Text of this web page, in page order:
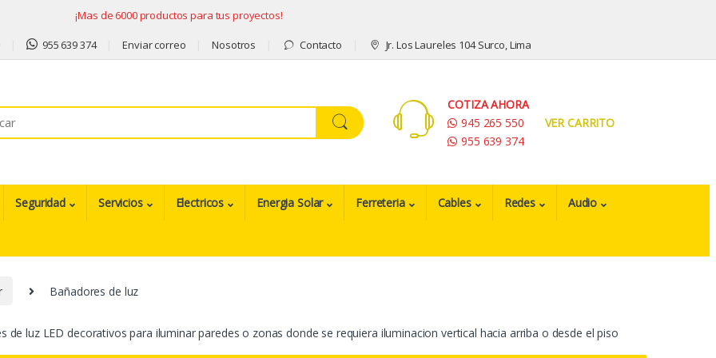
¡Mas de 6000 productos para tus proyectos!
955 639 374 Enviar correo Nosotros Contacto Jr. Los Laureles 104 Surco, Lima
COTIZA AHORA
945 265 550
955 639 374
VER CARRITO
Seguridad Servicios Electricos Energia Solar Ferreteria Cables Redes Audio
Bañadores de luz
de luz LED decorativos para iluminar paredes o zonas donde se requiera iluminacion vertical hacia arriba o desde el piso